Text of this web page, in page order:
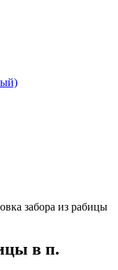
забора из рабицы
в п.